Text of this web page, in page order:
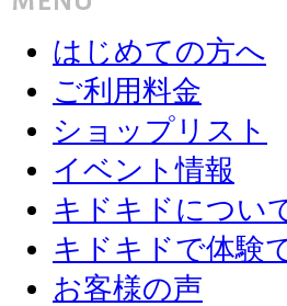
はじめての方へ
ご利用料金
ショップリスト
イベント情報
キドキドについ
キドキドで体験
お客様の声